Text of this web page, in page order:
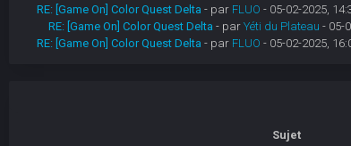
RE: [Game On] Color Quest Delta - par FLUO - 05-02-2025,
RE: [Game On] Color Quest Delta - par Yéti du Plateau - 05-
RE: [Game On] Color Quest Delta - par FLUO - 05-02-2025,
Sujet